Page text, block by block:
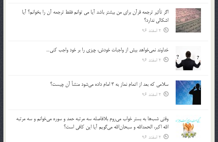
اگر تأثير ترجمه قرآن براي من بيشتر باشد آيا مي توانم فقط ترجمه آن را بخوانم؟ آيا
اشكالي ندارد؟
2 اسفند 96
خداوند نمي‌خواهد بيش از واجبات خودش، چيزي را بر خود واجب كني…
2 اسفند 96
سلامي كه بعد از اتمام نماز به 3 امام داده مي‌شود منشأ آن چيست؟
2 اسفند 96
وقتي شب‌ها به بستر خواب مي‌روم بلافاصله سه مرتبه حمد و سوره مي‌خوانم و سه مرتبه
الله اكبر، الحمدالله و سبحان‌الله مي‌گويم آيا اين كافي است؟
2 اسفند 96